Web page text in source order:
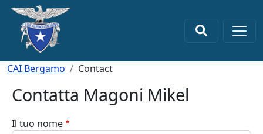
Salta al contenuto principale
Briciole di pane
CAI Bergamo Contact
Contatta Magoni Mikel
Il tuo nome
×